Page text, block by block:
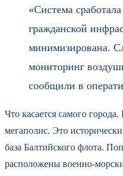
«Система
гражданской
минимизирована.
мониторинг
сообщили в
Что касается самого
мегаполис. Это
база Балтийского флота.
расположены военно-